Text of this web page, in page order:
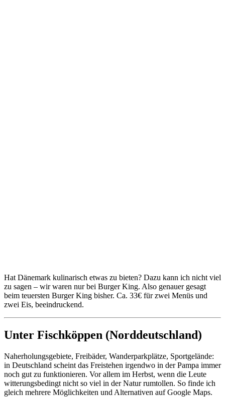
Hat Dänemark kulinarisch etwas zu bieten? Dazu kann ich nicht viel
zu sagen – wir waren nur bei Burger King. Also genauer gesagt
beim teuersten Burger King bisher. Ca. 33€ für zwei Menüs und
zwei Eis, beeindruckend.
Unter Fischköppen (Norddeutschland)
Naherholungsgebiete, Freibäder, Wanderparkplätze, Sportgelände:
in Deutschland scheint das Freistehen irgendwo in der Pampa immer
noch gut zu funktionieren. Vor allem im Herbst, wenn die Leute
witterungsbedingt nicht so viel in der Natur rumtollen. So finde ich
gleich mehrere Möglichkeiten und Alternativen auf Google Maps.